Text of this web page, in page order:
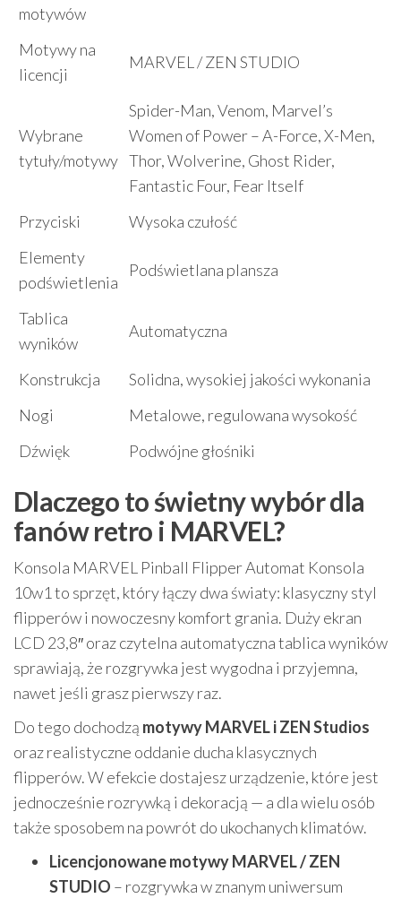
motywów
Motywy na
licencji
MARVEL / ZEN STUDIO
Wybrane
tytuły/motywy
Spider-Man, Venom, Marvel’s
Women of Power – A-Force, X-Men,
Thor, Wolverine, Ghost Rider,
Fantastic Four, Fear Itself
Przyciski
Wysoka czułość
Elementy
podświetlenia
Podświetlana plansza
Tablica
wyników
Automatyczna
Konstrukcja
Solidna, wysokiej jakości wykonania
Nogi
Metalowe, regulowana wysokość
Dźwięk
Podwójne głośniki
Dlaczego to świetny wybór dla
fanów retro i MARVEL?
Konsola MARVEL Pinball Flipper Automat Konsola
10w1 to sprzęt, który łączy dwa światy: klasyczny styl
flipperów i nowoczesny komfort grania. Duży ekran
LCD 23,8″ oraz czytelna automatyczna tablica wyników
sprawiają, że rozgrywka jest wygodna i przyjemna,
nawet jeśli grasz pierwszy raz.
Do tego dochodzą motywy MARVEL i ZEN Studios
oraz realistyczne oddanie ducha klasycznych
flipperów. W efekcie dostajesz urządzenie, które jest
jednocześnie rozrywką i dekoracją — a dla wielu osób
także sposobem na powrót do ukochanych klimatów.
Licencjonowane motywy MARVEL / ZEN
STUDIO – rozgrywka w znanym uniwersum